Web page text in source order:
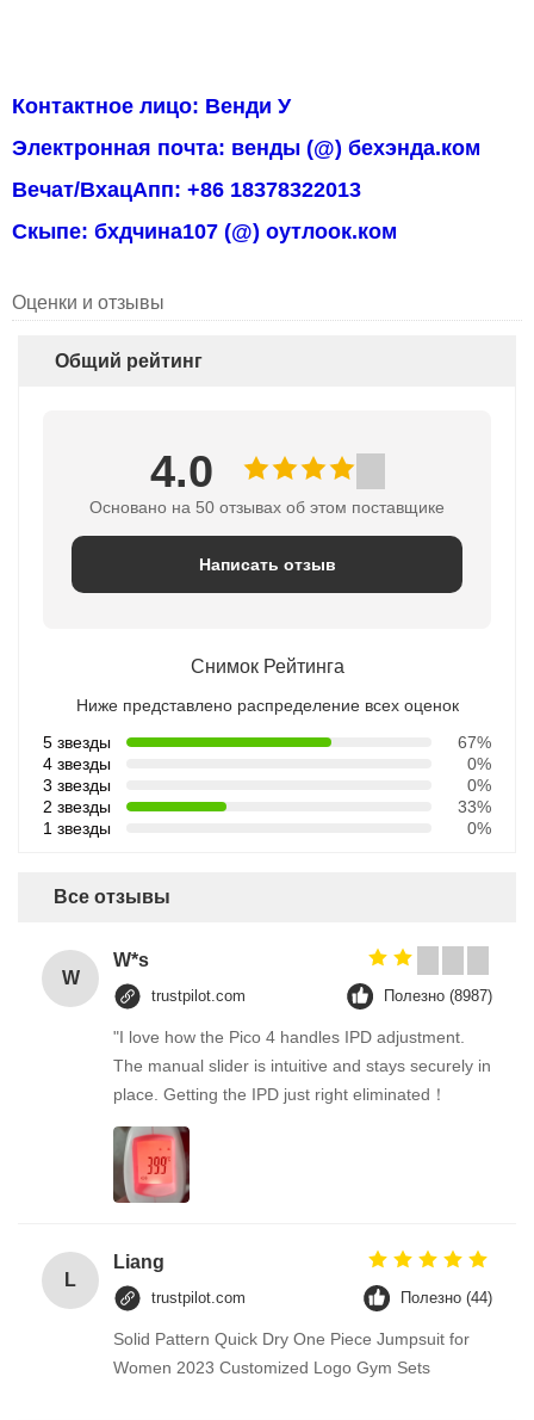
Контактное лицо: Венди У
Электронная почта: венды (@) бехэнда.ком
Вечат/ВхацАпп: +86 18378322013
Скыпе: бхдчина107 (@) оутлоок.ком
Оценки и отзывы
Общий рейтинг
4.0
Основано на 50 отзывах об этом поставщике
Написать отзыв
Снимок Рейтинга
Ниже представлено распределение всех оценок
5 звезды
67%
4 звезды
0%
3 звезды
0%
2 звезды
33%
1 звезды
0%
Все отзывы
W
W*s
trustpilot.com Полезно (8987)
"I love how the Pico 4 handles IPD adjustment.
The manual slider is intuitive and stays securely in
place. Getting the IPD just right eliminated！
L
Liang
trustpilot.com Полезно (44)
Solid Pattern Quick Dry One Piece Jumpsuit for
Women 2023 Customized Logo Gym Sets